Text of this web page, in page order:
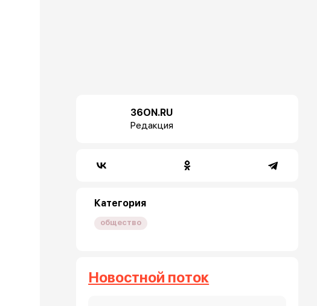
36ON.RU
Редакция
Категория
общество
Новостной поток